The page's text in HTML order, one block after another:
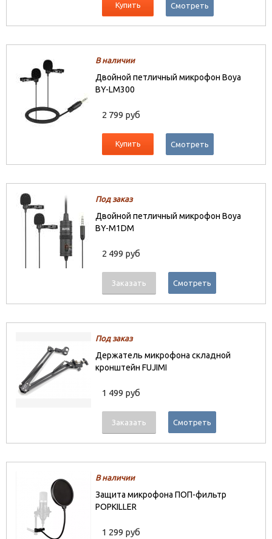
Купить Смотреть
В наличии
Двойной петличный микрофон Boya
BY-LM300
2 799 руб
Купить Смотреть
Под заказ
Двойной петличный микрофон Boya
BY-M1DM
2 499 руб
Заказать Смотреть
Под заказ
Держатель микрофона складной
кронштейн FUJIMI
1 499 руб
Заказать Смотреть
В наличии
Защита микрофона ПОП-фильтр
POPKILLER
1 299 руб